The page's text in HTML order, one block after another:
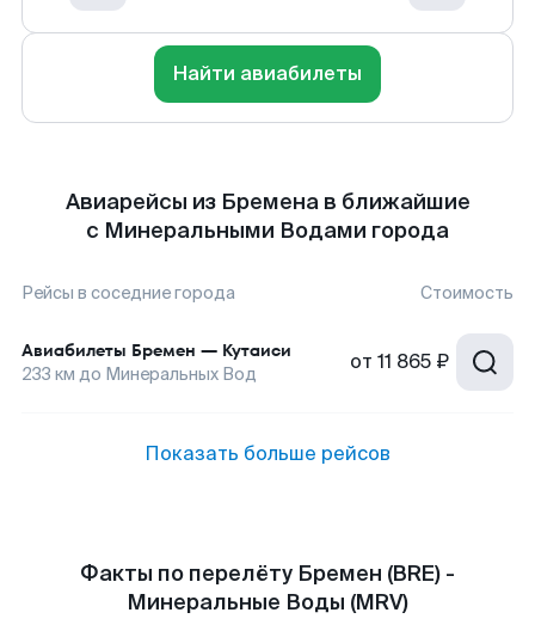
Найти авиабилеты
Авиарейсы из Бремена в ближайшие
с Минеральными Водами города
Рейсы в соседние города Стоимость
Авиабилеты Бремен — Кутаиси
233 км до Минеральных Вод от 11 865 ₽
Показать больше рейсов
Факты по перелёту Бремен (BRE) -
Минеральные Воды (MRV)